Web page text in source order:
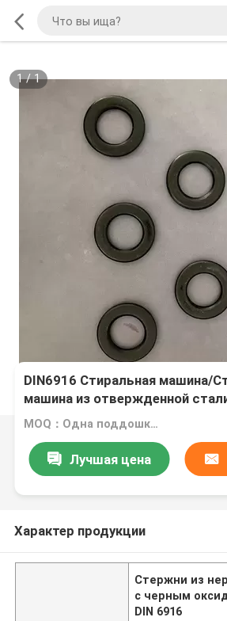
1/1
DIN6916 Стиральная машина/
машина из отвержденной
черный оксид
MOQ：Одна поддошка за один размер
Лучшая цена
Характер продукции
Стержни из
с черным
DIN 6916